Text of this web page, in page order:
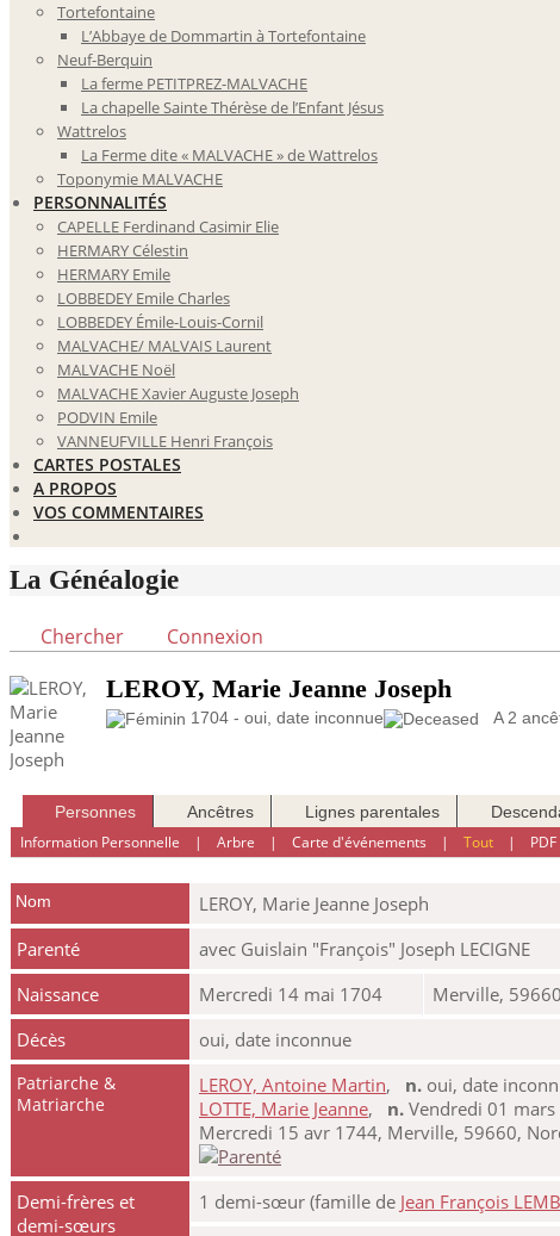
Tortefontaine
L’Abbaye de Dommartin à Tortefontaine
Neuf-Berquin
La ferme PETITPREZ-MALVACHE
La chapelle Sainte Thérèse de l’Enfant Jésus
Wattrelos
La Ferme dite « MALVACHE » de Wattrelos
Toponymie MALVACHE
PERSONNALITÉS
CAPELLE Ferdinand Casimir Elie
HERMARY Célestin
HERMARY Emile
LOBBEDEY Emile Charles
LOBBEDEY Émile-Louis-Cornil
MALVACHE/ MALVAIS Laurent
MALVACHE Noël
MALVACHE Xavier Auguste Joseph
PODVIN Emile
VANNEUFVILLE Henri François
CARTES POSTALES
A PROPOS
VOS COMMENTAIRES
La Généalogie
Chercher Connexion
LEROY, Marie Jeanne Joseph
1704 - oui, date inconnue A 2
Personnes Ancêtres Lignes parentales
Information Personnelle |Arbre |Carte d'événements |Tout | PDF
Nom LEROY, Marie Jeanne Joseph
Parenté
avec Guislain "François" Joseph LECIGNE
Naissance
Mercredi 14 mai 1704
Merville,
Décès
oui, date inconnue
Patriarche &
Matriarche
LEROY, Antoine Martin, n. oui, date
LOTTE, Marie Jeanne, n. Vendredi 01
Mercredi 15 avr 1744, Merville, 59660,
Demi-frères et
demi-sœurs
1 demi-sœur (famille de Jean François